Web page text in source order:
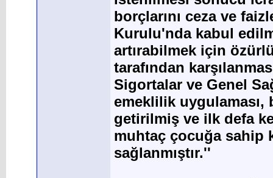
borçlarını ceza ve
Kurulu'nda kabul
artırabilmek için
tarafından
Sigortalar ve Genel
emeklilik
getirilmiş ve ilk defa
muhtaç çocuğa sahip
sağlanmıştır.''